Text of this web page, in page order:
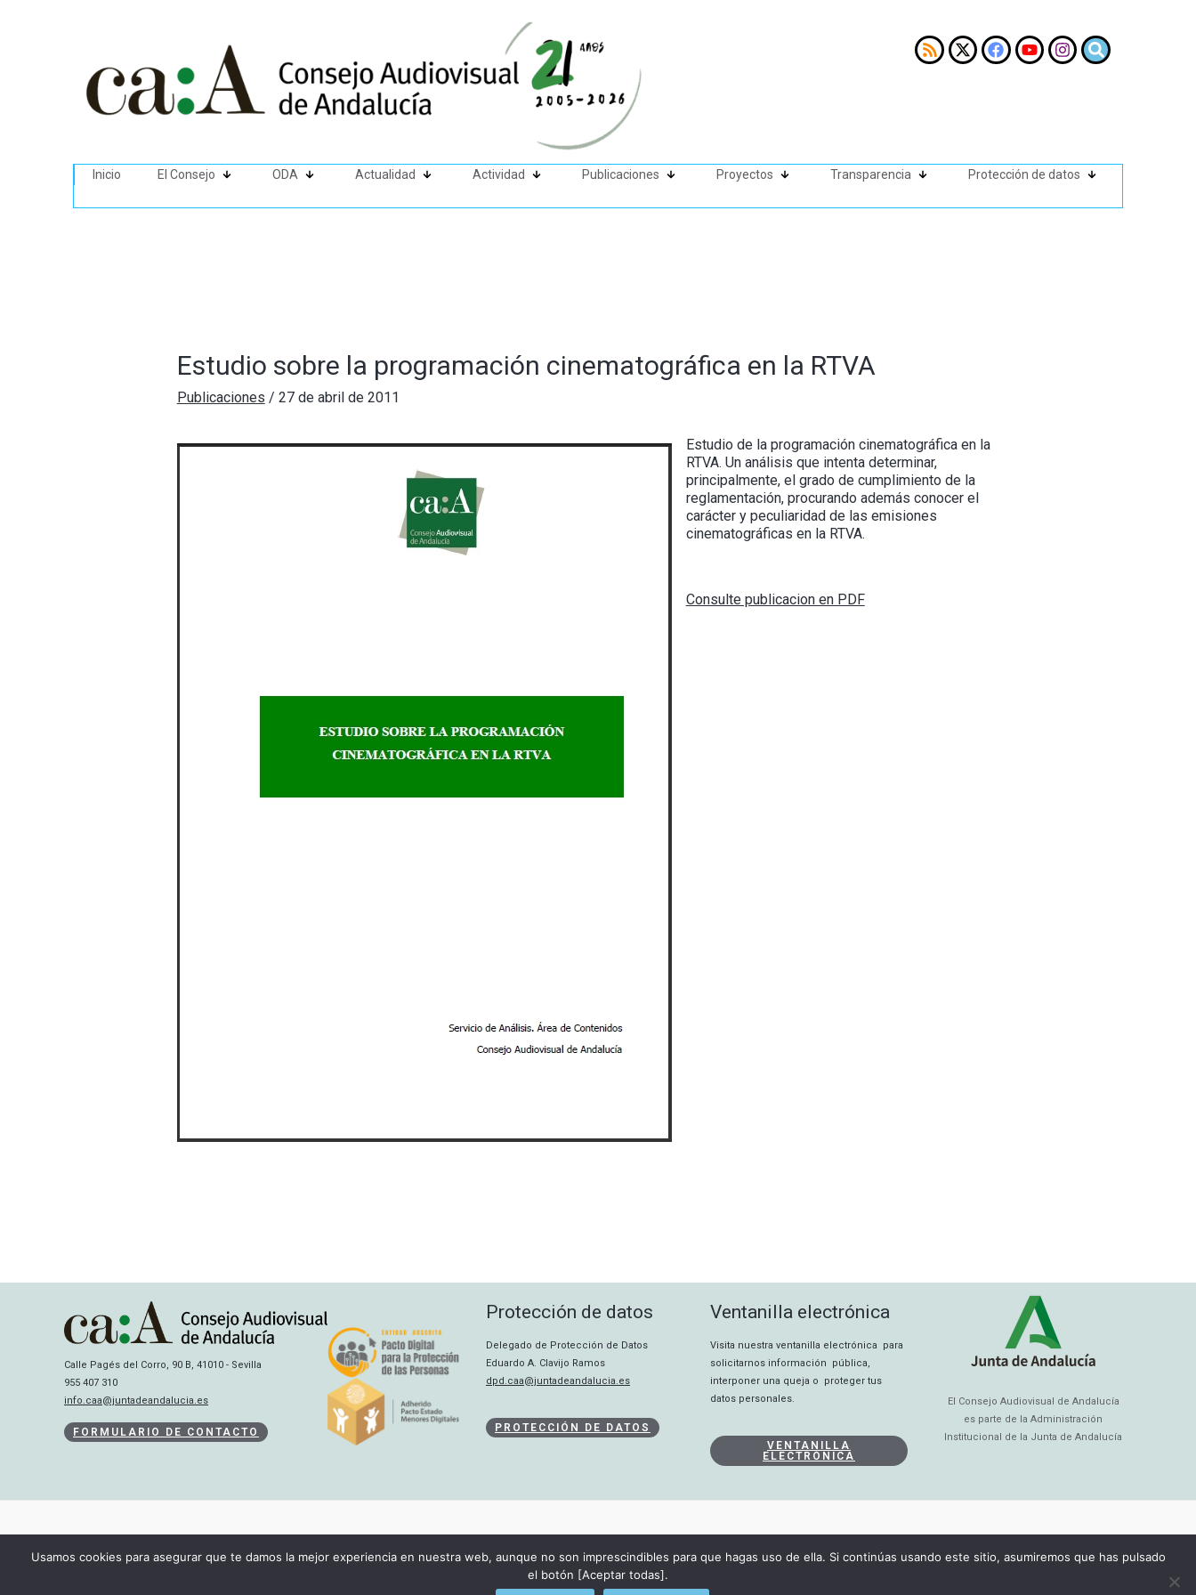
Inicio El Consejo ODA Actualidad Actividad Publicaciones Proyectos Transparencia Protección de datos
Estudio sobre la programación cinematográfica en la RTVA
Publicaciones / 27 de abril de 2011
Estudio de la programación cinematográfica en la
RTVA. Un análisis que intenta determinar,
principalmente, el grado de cumplimiento de la
reglamentación, procurando además conocer el
carácter y peculiaridad de las emisiones
cinematográficas en la RTVA.
Consulte publicacion en PDF
Calle Pagés del Corro, 90 B, 41010 - Sevilla
955 407 310
info.caa@juntadeandalucia.es
FORMULARIO DE CONTACTO
Protección de datos
Delegado de Protección de Datos
Eduardo A. Clavijo Ramos
dpd.caa@juntadeandalucia.es
PROTECCIÓN DE DATOS
Ventanilla electrónica
Visita nuestra ventanilla electrónica para
solicitarnos información pública,
interponer una queja o proteger tus
datos personales.
VENTANILLA
ELECTRÓNICA
El Consejo Audiovisual de Andalucía
es parte de la Administración
Institucional de la Junta de Andalucía
CANAL INTERNO
DECLARACIÓN DE ACCESIBILIDAD
Copyright © 2026 Consejo Audiovisual de Andalucía
Usamos cookies para asegurar que te damos la mejor experiencia en nuestra web, aunque no son imprescindibles para que hagas uso de ella. Si continúas usando este sitio, asumiremos que has pulsado
el botón [Aceptar todas].